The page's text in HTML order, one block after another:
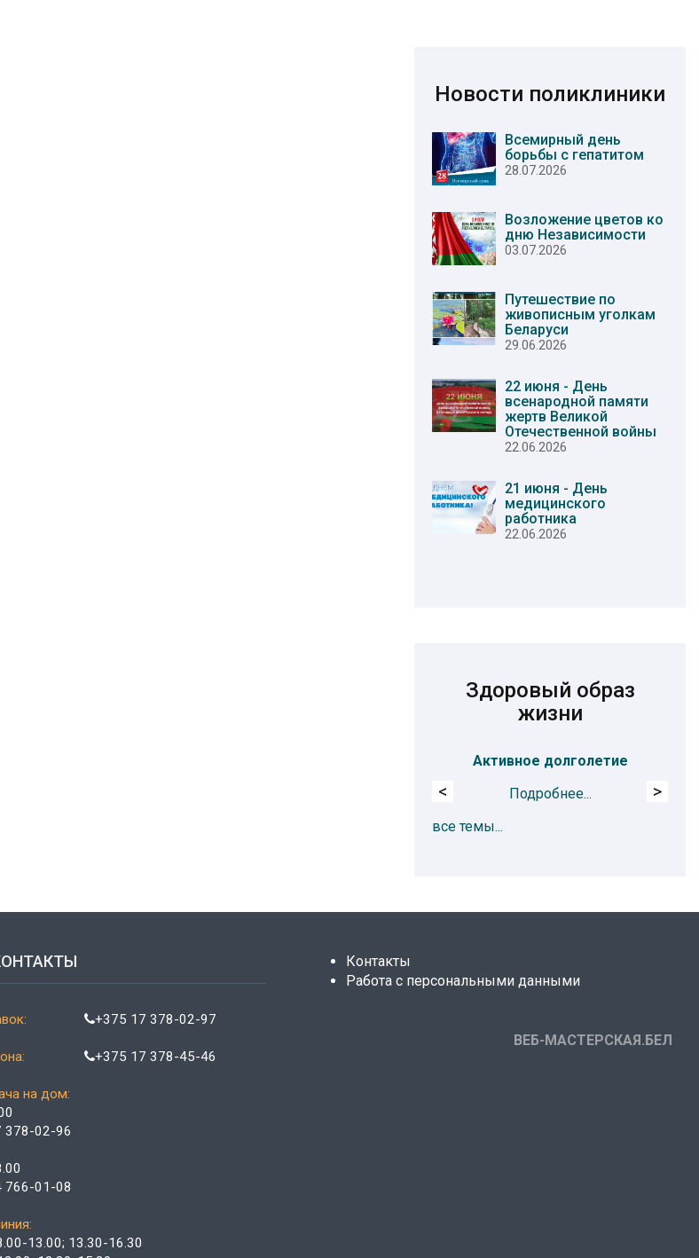
Новости поликлиники
Всемирный день
борьбы с гепатитом
28.07.2026
Возложение цветов ко
дню Независимости
03.07.2026
Путешествие по
живописным уголкам
Беларуси
29.06.2026
22 июня - День
всенародной памяти
жертв Великой
Отечественной войны
22.06.2026
21 июня - День
медицинского
работника
22.06.2026
Здоровый образ
жизни
Активное долголетие
Подробнее...
< >
все темы...
+375 17 378-02-97
+375 17 378-45-46
на дом:
378-02-96
766-01-08
13.00; 13.30-16.30
Контакты
Работа с персональными данными
ВЕБ-МАСТЕРСКАЯ.БЕЛ